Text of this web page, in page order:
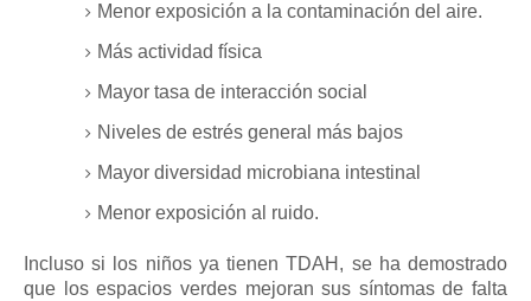
Menor exposición a la contaminación del aire.
Más actividad física
Mayor tasa de interacción social
Niveles de estrés general más bajos
Mayor diversidad microbiana intestinal
Menor exposición al ruido.
Incluso si los niños ya tienen TDAH, se ha demostrado
que los espacios verdes mejoran sus síntomas de falta